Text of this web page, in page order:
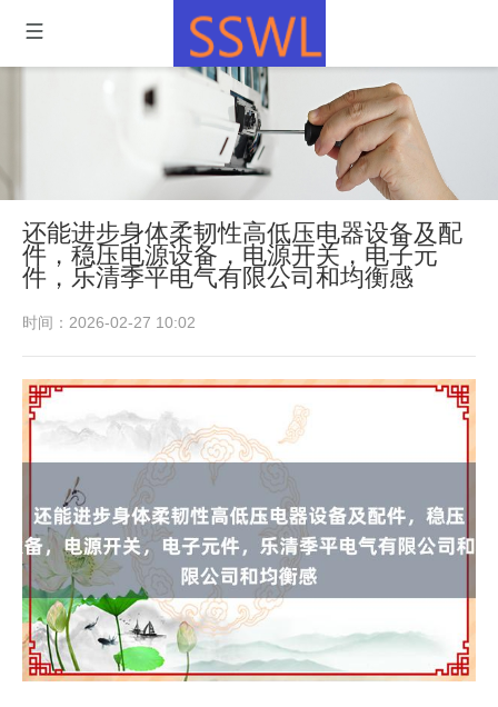
还能进步身体柔韧性高低压电器设备及配
件，稳压电源设备，电源开关，电子元
件，乐清季平电气有限公司和均衡感
时间：2026-02-27 10:02